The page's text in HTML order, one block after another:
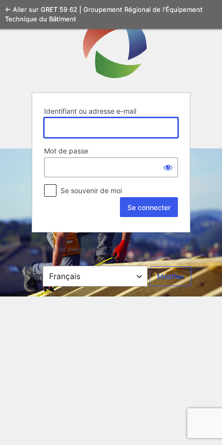
Se
connecter
Identifiant ou adresse e-mail
Mot de passe
Se souvenir de moi
Mot de passe oublié ?
← Aller sur GRET 59 62 | Groupement Régional de l'Équipement
Technique du Bâtiment
Langue